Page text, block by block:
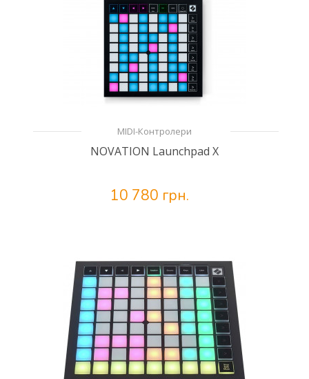
MIDI-Контролери
NOVATION Launchpad X
10 780 грн.